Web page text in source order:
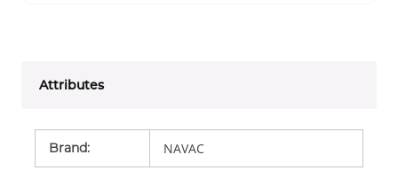
Attributes
Brand: NAVAC